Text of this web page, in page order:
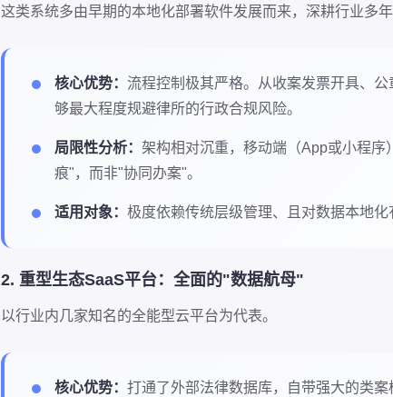
这类系统多由早期的本地化部署软件发展而来，深耕行业多年
核心优势： 流程控制极其严格。从收案发票开具、
够最大程度规避律所的行政合规风险。
局限性分析： 架构相对沉重，移动端（App或小程
痕"，而非"协同办案"。
适用对象： 极度依赖传统层级管理、且对数据本地化
2. 重型生态SaaS平台：全面的"数据航母"
以行业内几家知名的全能型云平台为代表。
核心优势： 打通了外部法律数据库，自带强大的类